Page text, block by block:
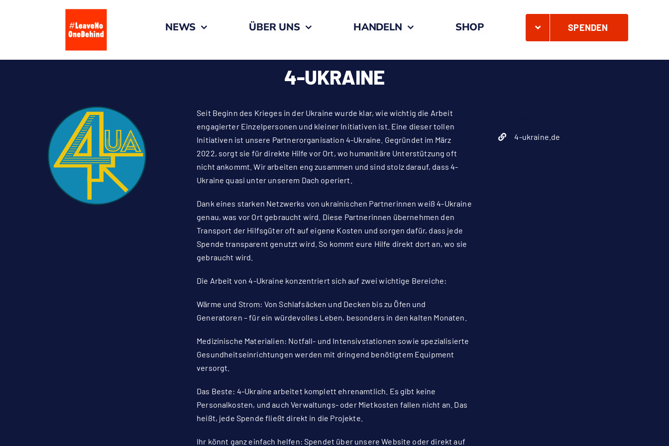
NEWS ÜBER UNS HANDELN SHOP SPENDEN
4-UKRAINE
Seit Beginn des Krieges in der Ukraine wurde klar, wie wichtig die Arbeit
engagierter Einzelpersonen und kleiner Initiativen ist. Eine dieser tollen
Initiativen ist unsere Partnerorganisation 4-Ukraine. Gegründet im März
2022, sorgt sie für direkte Hilfe vor Ort, wo humanitäre Unterstützung oft
nicht ankommt. Wir arbeiten eng zusammen und sind stolz darauf, dass 4-
Ukraine quasi unter unserem Dach operiert.
Dank eines starken Netzwerks von ukrainischen Partnerinnen weiß 4-Ukraine
genau, was vor Ort gebraucht wird. Diese Partnerinnen übernehmen den
Transport der Hilfsgüter oft auf eigene Kosten und sorgen dafür, dass jede
Spende transparent genutzt wird. So kommt eure Hilfe direkt dort an, wo sie
gebraucht wird.
Die Arbeit von 4-Ukraine konzentriert sich auf zwei wichtige Bereiche:
Wärme und Strom: Von Schlafsäcken und Decken bis zu Öfen und
Generatoren – für ein würdevolles Leben, besonders in den kalten Monaten.
Medizinische Materialien: Notfall- und Intensivstationen sowie spezialisierte
Gesundheitseinrichtungen werden mit dringend benötigtem Equipment
versorgt.
Das Beste: 4-Ukraine arbeitet komplett ehrenamtlich. Es gibt keine
Personalkosten, und auch Verwaltungs- oder Mietkosten fallen nicht an. Das
heißt, jede Spende fließt direkt in die Projekte.
Ihr könnt ganz einfach helfen: Spendet über unsere Website oder direkt auf
4-ukraine.de